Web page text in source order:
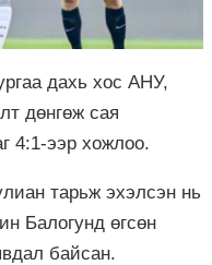
дахь хос АНУ,
дөнгөж сая
4:1-ээр хожлоо.
тарьж эхэлсэн нь
Балогунд өгсөн
байсан.